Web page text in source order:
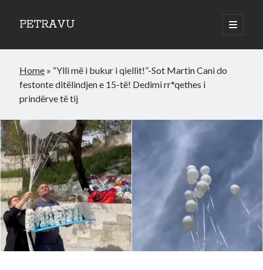
PETRAVU
open
primary
Sidebar
Bank
Credit Cards
Uncategorized
Home » “Ylli më i bukur i qiellit!”-Sot Martin Cani do
festonte ditëlindjen e 15-të! Dedimi rr*qethes i
prindërve të tij